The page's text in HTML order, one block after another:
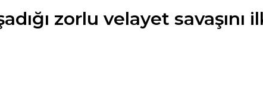
zorlu velayet savaşını